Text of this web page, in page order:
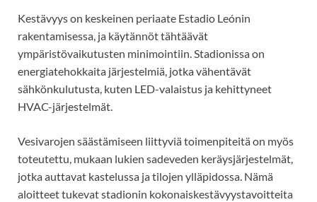
Kestävyys on keskeinen periaate Estadio Leónin
rakentamisessa, ja käytännöt tähtäävät
ympäristövaikutusten minimointiin. Stadionissa on
energiatehokkaita järjestelmiä, jotka vähentävät
sähkönkulutusta, kuten LED-valaistus ja kehittyneet
HVAC-järjestelmät.
Vesivarojen säästämiseen liittyviä toimenpiteitä on myös
toteutettu, mukaan lukien sadeveden keräysjärjestelmät,
jotka auttavat kastelussa ja tilojen ylläpidossa. Nämä
aloitteet tukevat stadionin kokonaiskestävyystavoitteita